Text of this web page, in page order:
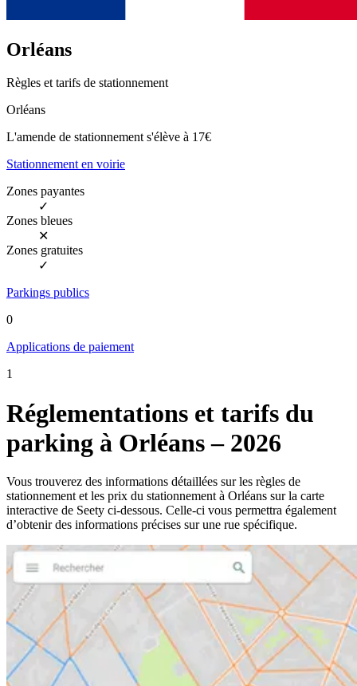
Orléans
Règles et tarifs de stationnement
Orléans
L'amende de stationnement s'élève à 17€
Stationnement en voirie
Zones payantes
✓
Zones bleues
✕
Zones gratuites
✓
Parkings publics
0
Applications de paiement
1
Réglementations et tarifs du
parking à Orléans – 2026
Vous trouverez des informations détaillées sur les règles de
stationnement et les prix du stationnement à Orléans sur la carte
interactive de Seety ci-dessous. Celle-ci vous permettra également
d’obtenir des informations précises sur une rue spécifique.